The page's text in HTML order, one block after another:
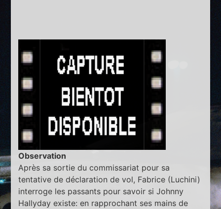
Observation
Après sa sortie du commissariat pour sa
tentative de déclaration de vol, Fabrice (Luchini)
interroge les passants pour savoir si Johnny
Hallyday existe: en rapprochant ses mains de